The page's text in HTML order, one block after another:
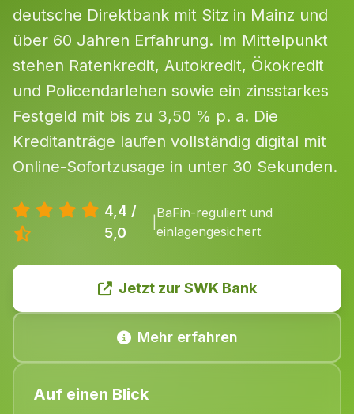
deutsche Direktbank mit Sitz in Mainz und
über 60 Jahren Erfahrung. Im Mittelpunkt
stehen Ratenkredit, Autokredit, Ökokredit
und Policendarlehen sowie ein zinsstarkes
Festgeld mit bis zu 3,50 % p. a. Die
Kreditanträge laufen vollständig digital mit
Online-Sofortzusage in unter 30 Sekunden.
4,4 /
5,0
BaFin-reguliert und
einlagengesichert
Jetzt zur SWK Bank
Mehr erfahren
Auf einen Blick